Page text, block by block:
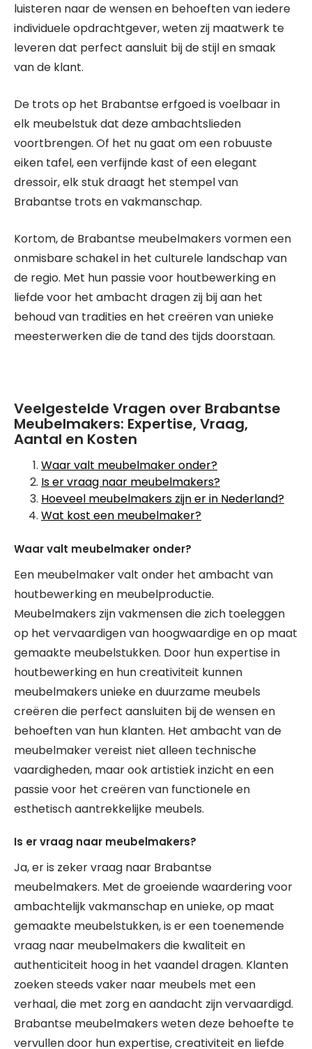
luisteren naar de wensen en behoeften van iedere
individuele opdrachtgever, weten zij maatwerk te
leveren dat perfect aansluit bij de stijl en smaak
van de klant.
De trots op het Brabantse erfgoed is voelbaar in
elk meubelstuk dat deze ambachtslieden
voortbrengen. Of het nu gaat om een robuuste
eiken tafel, een verfijnde kast of een elegant
dressoir, elk stuk draagt het stempel van
Brabantse trots en vakmanschap.
Kortom, de Brabantse meubelmakers vormen een
onmisbare schakel in het culturele landschap van
de regio. Met hun passie voor houtbewerking en
liefde voor het ambacht dragen zij bij aan het
behoud van tradities en het creëren van unieke
meesterwerken die de tand des tijds doorstaan.
Veelgestelde Vragen over Brabantse
Meubelmakers: Expertise, Vraag,
Aantal en Kosten
Waar valt meubelmaker onder?
Is er vraag naar meubelmakers?
Hoeveel meubelmakers zijn er in Nederland?
Wat kost een meubelmaker?
Waar valt meubelmaker onder?
Een meubelmaker valt onder het ambacht van
houtbewerking en meubelproductie.
Meubelmakers zijn vakmensen die zich toeleggen
op het vervaardigen van hoogwaardige en op maat
gemaakte meubelstukken. Door hun expertise in
houtbewerking en hun creativiteit kunnen
meubelmakers unieke en duurzame meubels
creëren die perfect aansluiten bij de wensen en
behoeften van hun klanten. Het ambacht van de
meubelmaker vereist niet alleen technische
vaardigheden, maar ook artistiek inzicht en een
passie voor het creëren van functionele en
esthetisch aantrekkelijke meubels.
Is er vraag naar meubelmakers?
Ja, er is zeker vraag naar Brabantse
meubelmakers. Met de groeiende waardering voor
ambachtelijk vakmanschap en unieke, op maat
gemaakte meubelstukken, is er een toenemende
vraag naar meubelmakers die kwaliteit en
authenticiteit hoog in het vaandel dragen. Klanten
zoeken steeds vaker naar meubels met een
verhaal, die met zorg en aandacht zijn vervaardigd.
Brabantse meubelmakers weten deze behoefte te
vervullen door hun expertise, creativiteit en liefde